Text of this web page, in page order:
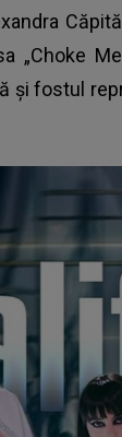
„Choke
şi fostul